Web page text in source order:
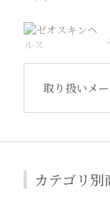
取り扱いメ
カテゴリ別